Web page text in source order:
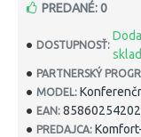
DOSTUPNOSŤ:
PARTNERSKÝ
MODEL:
EAN:
PREDAJCA:
PREDANÉ: 0